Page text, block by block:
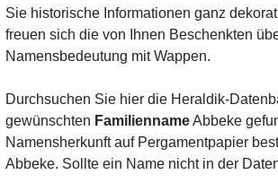
Sie historische Informationen ganz
freuen sich die von Ihnen Beschenkten
Namensbedeutung mit Wappen.
Durchsuchen Sie hier die Heraldik-
gewünschten FamiliennameAbbeke
Namensherkunft auf Pergamentpapier
Abbeke. Sollte ein Name nicht in der